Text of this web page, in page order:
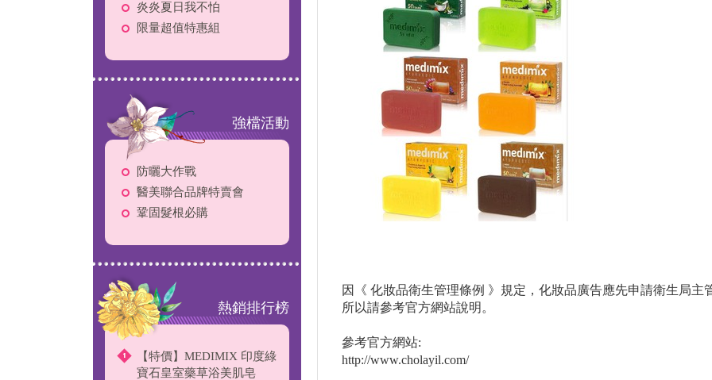
炎炎夏日我不怕
限量超值特惠組
強檔活動
防曬大作戰
醫美聯合品牌特賣會
鞏固髮根必購
熱銷排行榜
【特價】MEDIMIX 印度綠
寶石皇室藥草浴美肌皂
因《 化妝品衛生管理條例 》規定，化妝品廣告應先申請衛生局主
所以請參考官方網站說明。
參考官方網站:
http://www.cholayil.com/